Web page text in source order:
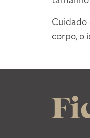
Cuidado
corpo, o